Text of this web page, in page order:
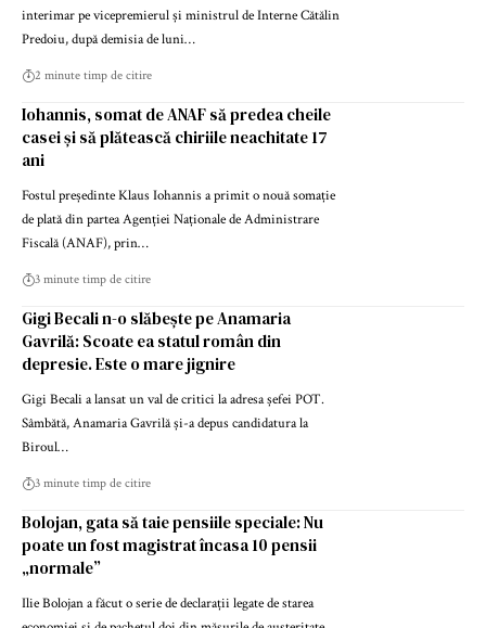
interimar pe vicepremierul și ministrul de Interne Cătălin
Predoiu, după demisia de luni…
2 minute timp de citire
Iohannis, somat de ANAF să predea cheile
casei și să plătească chiriile neachitate 17
ani
Fostul președinte Klaus Iohannis a primit o nouă somație
de plată din partea Agenției Naționale de Administrare
Fiscală (ANAF), prin…
3 minute timp de citire
Gigi Becali n-o slăbește pe Anamaria
Gavrilă: Scoate ea statul român din
depresie. Este o mare jignire
Gigi Becali a lansat un val de critici la adresa șefei POT.
Sâmbătă, Anamaria Gavrilă și-a depus candidatura la
Biroul…
3 minute timp de citire
Bolojan, gata să taie pensiile speciale: Nu
poate un fost magistrat încasa 10 pensii
„normale”
Ilie Bolojan a făcut o serie de declarații legate de starea